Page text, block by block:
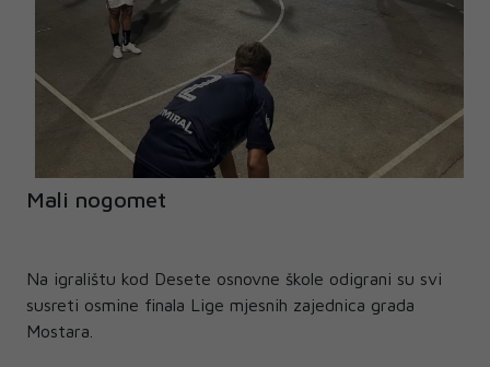
Mali nogomet
Na igralištu kod Desete osnovne škole odigrani su svi
susreti osmine finala Lige mjesnih zajednica grada
Mostara.